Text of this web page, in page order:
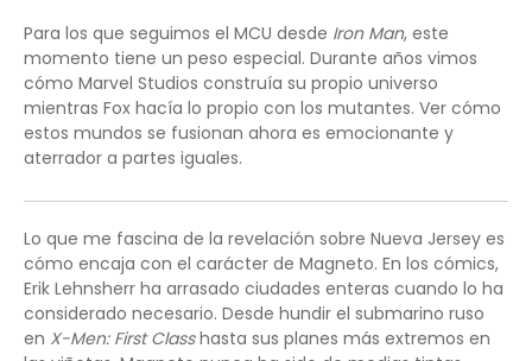
Para los que seguimos el MCU desde Iron Man, este
momento tiene un peso especial. Durante años vimos
cómo Marvel Studios construía su propio universo
mientras Fox hacía lo propio con los mutantes. Ver cómo
estos mundos se fusionan ahora es emocionante y
aterrador a partes iguales.
Lo que me fascina de la revelación sobre Nueva Jersey es
cómo encaja con el carácter de Magneto. En los cómics,
Erik Lehnsherr ha arrasado ciudades enteras cuando lo ha
considerado necesario. Desde hundir el submarino ruso
en X-Men: First Classhasta sus planes más extremos en